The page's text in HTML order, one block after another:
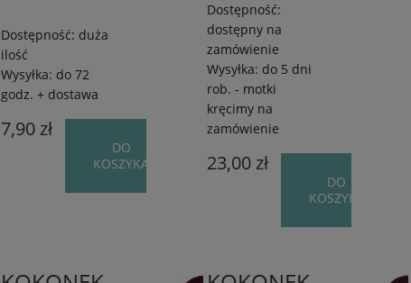
Dostępność: duża
ilość
Wysyłka: do 72
godz. + dostawa
7,90 zł
DO
KOSZYKA
Dostępność:
dostępny na
zamówienie
Wysyłka: do 5 dni
rob. - motki
kręcimy na
zamówienie
23,00 zł
DO
KOSZYKA